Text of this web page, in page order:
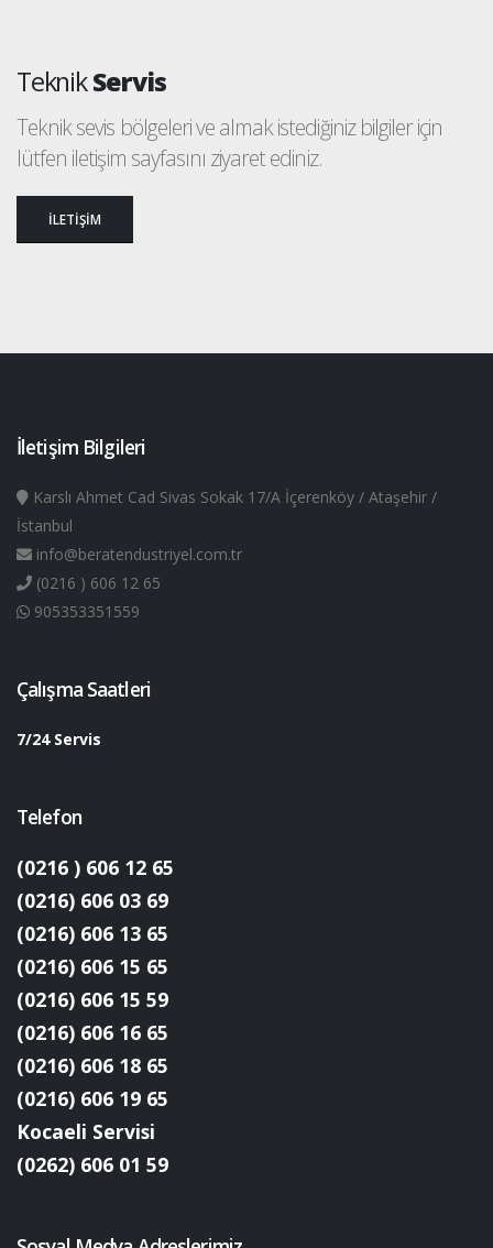
TeknikServis
Teknik sevis bölgeleri ve almak istediğiniz bilgiler için
lütfen iletişim sayfasını ziyaret ediniz.
İLETİŞİM
İletişim Bilgileri
Karslı Ahmet Cad Sivas Sokak 17/A İçerenköy / Ataşehir /
İstanbul
info@beratendustriyel.com.tr
(0216 ) 606 12 65
905353351559
Çalışma Saatleri
7/24 Servis
Telefon
(0216 ) 606 12 65
(0216) 606 03 69
(0216) 606 13 65
(0216) 606 15 65
(0216) 606 15 59
(0216) 606 16 65
(0216) 606 18 65
(0216) 606 19 65
Kocaeli Servisi
(0262) 606 01 59